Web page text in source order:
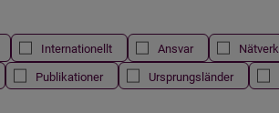
Internationellt Ansvar Nätverk
Publikationer Ursprungsländer